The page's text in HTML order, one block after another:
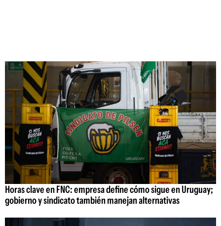
Horas clave en FNC: empresa define cómo sigue en Uruguay;
gobierno y sindicato también manejan alternativas